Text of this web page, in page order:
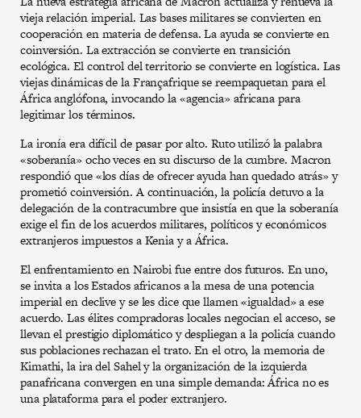
vieja relación imperial. Las bases militares se convierten en
cooperación en materia de defensa. La ayuda se convierte en
coinversión. La extracción se convierte en transición
ecológica. El control del territorio se convierte en logística. Las
viejas dinámicas de la Françafrique se reempaquetan para el
África anglófona, invocando la «agencia» africana para
legitimar los términos.
La ironía era difícil de pasar por alto. Ruto utilizó la palabra
«soberanía» ocho veces en su discurso de la cumbre. Macron
respondió que «los días de ofrecer ayuda han quedado atrás» y
prometió coinversión. A continuación, la policía detuvo a la
delegación de la contracumbre que insistía en que la soberanía
exige el fin de los acuerdos militares, políticos y económicos
extranjeros impuestos a Kenia y a África.
El enfrentamiento en Nairobi fue entre dos futuros. En uno,
se invita a los Estados africanos a la mesa de una potencia
imperial en declive y se les dice que llamen «igualdad» a ese
acuerdo. Las élites compradoras locales negocian el acceso, se
llevan el prestigio diplomático y despliegan a la policía cuando
sus poblaciones rechazan el trato. En el otro, la memoria de
Kimathi, la ira del Sahel y la organización de la izquierda
panafricana convergen en una simple demanda: África no es
una plataforma para el poder extranjero.